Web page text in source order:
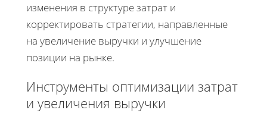
изменения в структуре затрат и
корректировать стратегии, направленные
на увеличение выручки и улучшение
позиции на рынке.
Инструменты оптимизации затрат
и увеличения выручки